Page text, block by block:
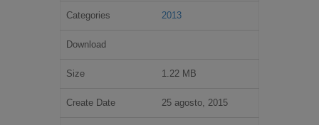
Categories 2013
Download
Size 1.22 MB
Create Date 25 agosto, 2015